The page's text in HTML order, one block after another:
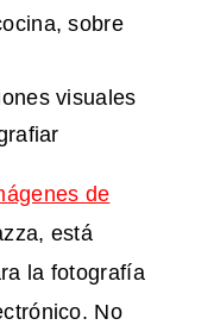
sobre
visuales
de
está
la fotografía
No